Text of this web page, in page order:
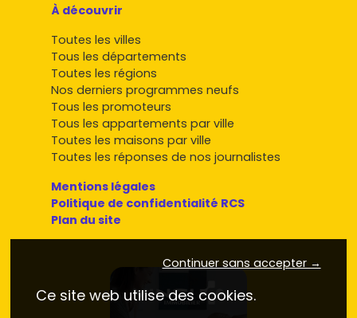
À découvrir
Toutes les villes
Tous les départements
Toutes les régions
Nos derniers programmes neufs
Tous les promoteurs
Tous les appartements par ville
Toutes les maisons par ville
Toutes les réponses de nos journalistes
Mentions légales
Politique de confidentialité RCS
Plan du site
Continuer sans accepter →
Ce site web utilise des cookies.